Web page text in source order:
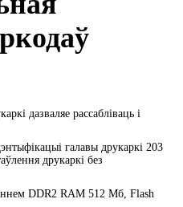
дазваляе рассабліваць і
галавы друкаркі 203
друкаркі без
DDR2 RAM 512 Мб, Flash